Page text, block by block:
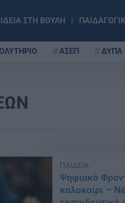
ΣΤΗ ΒΟΥΛΗ
ΑΣΕΠ ΔΥΠΑ
ΠΑΙΔΕΙΑ
Ψηφιακό
καλοκαίρι –